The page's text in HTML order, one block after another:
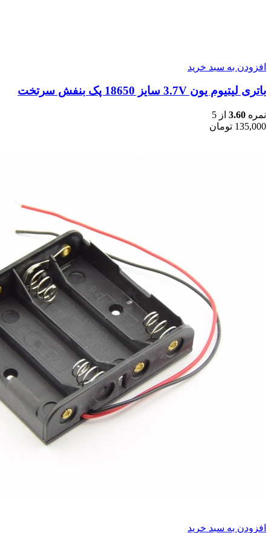
افزودن به سبد خرید
باتری لیتیوم یون 3.7V سایز 18650 پک بنفش سرتخت
نمره 3.60 از 5
135,000 تومان
افزودن به سبد خرید